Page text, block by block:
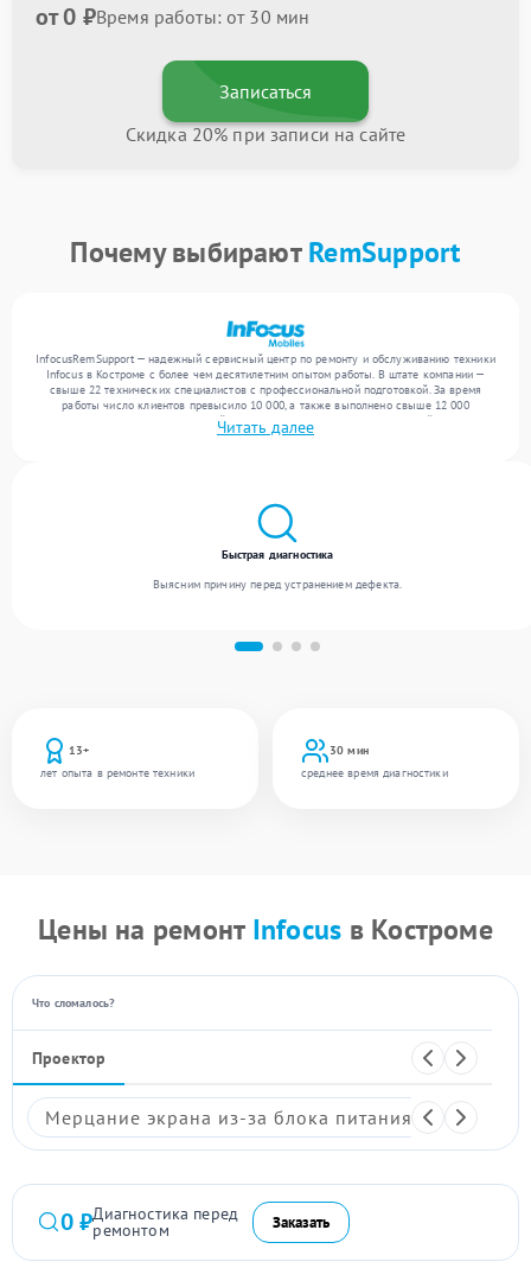
от 0 ₽Время работы: от 30 мин
Записаться
Скидка 20% при записи на сайте
Почему выбираютRemSupport
InfocusRemSupport — надежный сервисный центр по ремонту и обслуживанию техники
Infocus в Костроме с более чем десятилетним опытом работы. В штате компании —
свыше 22 технических специалистов с профессиональной подготовкой. За время
работы число клиентов превысило 10 000, а также выполнено свыше 12 000
ремонтов. Ежемесячно в сервисный центр поступает более 300 обращений, включая , ,
. Мы беремся за задачи любой сложности и поддерживаем высокий стандарт
Читать далее
13+
лет опыта в ремонте техники
30 мин
среднее время диагностики
Быстрая диагностика
Выясним причину перед устранением дефекта.
Цены на ремонт Infocus в Костроме
Что сломалось?
Проектор
Мерцание экрана из-за блока питания
0 ₽Диагностика перед
ремонтом Заказать